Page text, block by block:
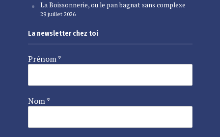
La Boissonnerie, ou le pan bagnat sans complexe
29 juillet 2026
La newsletter chez toi
Prénom*
Nom*